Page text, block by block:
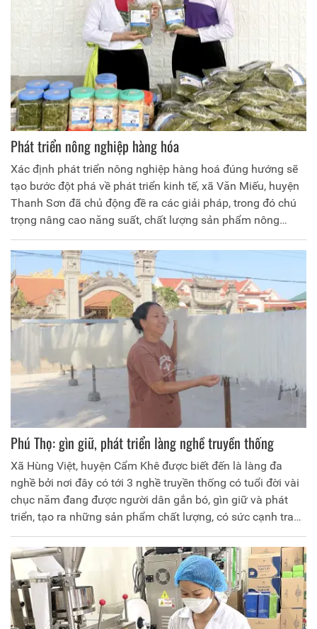
Phát triển nông nghiệp hàng hóa
Xác định phát triển nông nghiệp hàng hoá đúng hướng sẽ
tạo bước đột phá về phát triển kinh tế, xã Văn Miếu, huyện
Thanh Sơn đã chủ động đề ra các giải pháp, trong đó chú
trọng nâng cao năng suất, chất lượng sản phẩm nông
nghiệp, đáp ứng nhu cầu thị trường, từng bước hướng tới
tạo vùng sản xuất hàng hóa tập trung, phát triển kinh tế hộ,
nâng cao đời sống người dân, góp phần xây dựng nông
thôn mới (NTM).
Phú Thọ: gìn giữ, phát triển làng nghề truyền thống
Xã Hùng Việt, huyện Cẩm Khê được biết đến là làng đa
nghề bởi nơi đây có tới 3 nghề truyền thống có tuổi đời vài
chục năm đang được người dân gắn bó, gìn giữ và phát
triển, tạo ra những sản phẩm chất lượng, có sức cạnh tranh
trên thị trường.